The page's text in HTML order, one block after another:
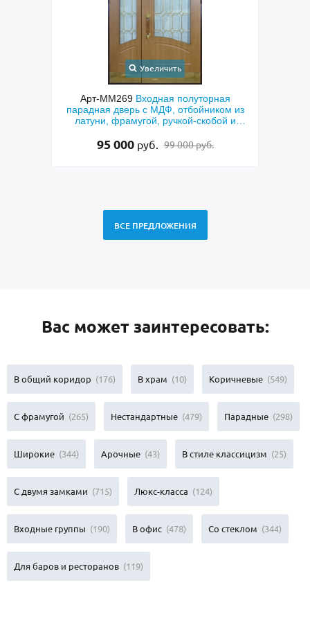
Входная полуторная
с МДФ, отбойником из
ручкой-скобой и
Арт-ММ273Металлическая
техническая дверь с большими
и порошковым серым
40 000
ВСЕ ПРЕДЛОЖЕНИЯ
Вас может заинтересовать:
В общий коридор (176) В храм (10) Коричневые (549)
С фрамугой (265) Нестандартные (479) Парадные (298)
Широкие (344) Арочные (43) В стиле классицизм (25)
С двумя замками (715) Люкс-класса (124)
Входные группы (190) В офис (478) Со стеклом (344)
Для баров и ресторанов (119)